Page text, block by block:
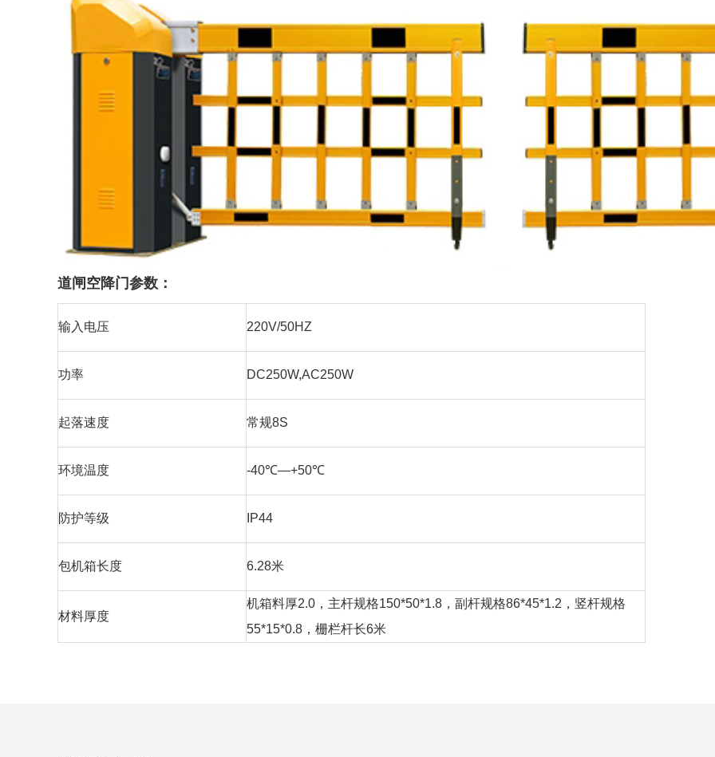
道闸空降门参数：
输入电压 220V/50HZ
功率 DC250W,AC250W
起落速度 常规8S
环境温度 -40℃—+50℃
防护等级 IP44
包机箱长度 6.28米
材料厚度
机箱料厚2.0 ，主杆规格150*50*1.8 ，副杆规格86*45*1.2 ，竖杆规格
55*15*0.8 ，栅栏杆长6米